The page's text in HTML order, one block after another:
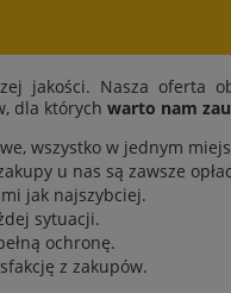
jakości. Nasza oferta
dla których warto nam
wszystko w jednym
u nas są zawsze
jak najszybciej.
sytuacji.
ochronę.
z zakupów.